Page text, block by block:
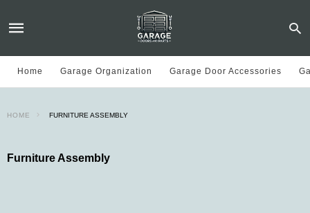
Home Garage Organization Garage Door Accessories
HOME FURNITURE ASSEMBLY
Furniture Assembly